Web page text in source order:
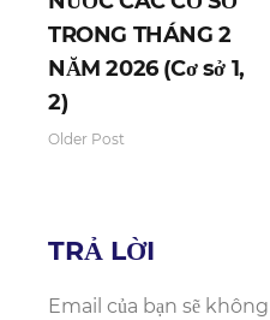
TRONG THÁNG 2
NĂM 2026 (Cơ sở 1,
2)
Older Post
TRẢ LỜI
Email của bạn sẽ